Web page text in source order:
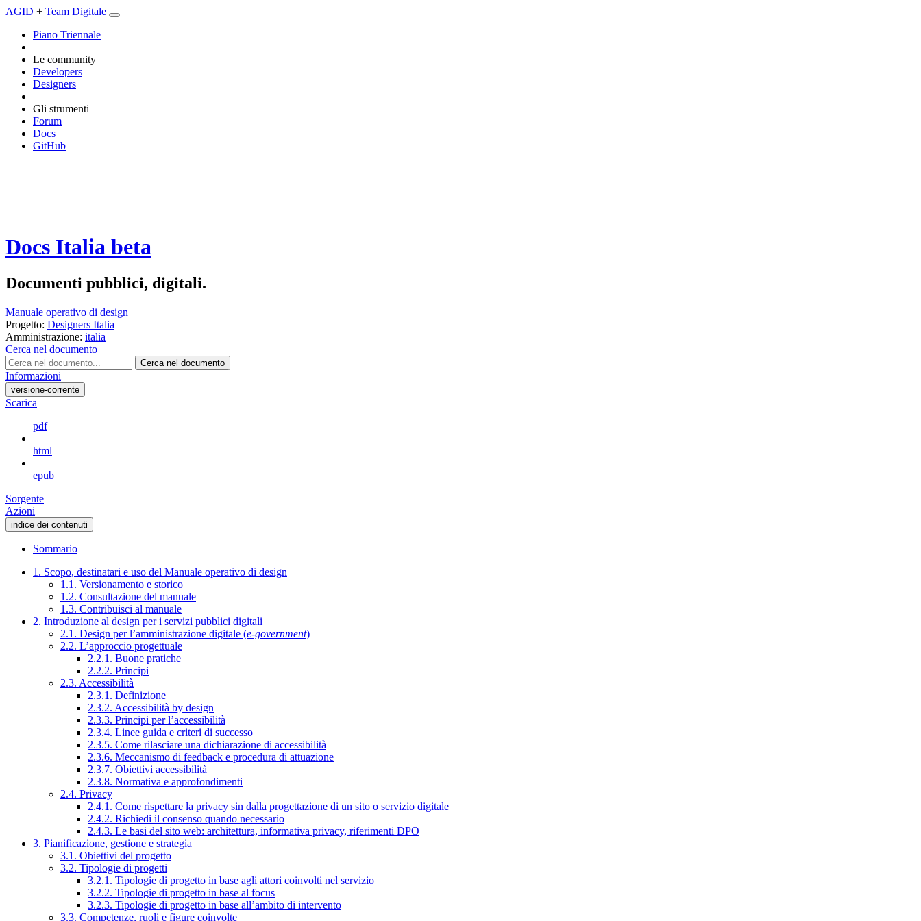
AGID + Team Digitale
Piano Triennale
Le community
Developers
Designers
Gli strumenti
Forum
Docs
GitHub
Docs Italia beta
Documenti pubblici, digitali.
Manuale operativo di design
Progetto: Designers Italia
Amministrazione: italia
Cerca nel documento
Cerca nel documento
Informazioni
versione-corrente
Scarica
pdf
html
epub
Sorgente
Azioni
indice dei contenuti
Sommario
1. Scopo, destinatari e uso del Manuale operativo di design
1.1. Versionamento e storico
1.2. Consultazione del manuale
1.3. Contribuisci al manuale
2. Introduzione al design per i servizi pubblici digitali
2.1. Design per l’amministrazione digitale (e-government)
2.2. L’approccio progettuale
2.2.1. Buone pratiche
2.2.2. Principi
2.3. Accessibilità
2.3.1. Definizione
2.3.2. Accessibilità by design
2.3.3. Principi per l’accessibilità
2.3.4. Linee guida e criteri di successo
2.3.5. Come rilasciare una dichiarazione di accessibilità
2.3.6. Meccanismo di feedback e procedura di attuazione
2.3.7. Obiettivi accessibilità
2.3.8. Normativa e approfondimenti
2.4. Privacy
2.4.1. Come rispettare la privacy sin dalla progettazione di un sito o servizio digitale
2.4.2. Richiedi il consenso quando necessario
2.4.3. Le basi del sito web: architettura, informativa privacy, riferimenti DPO
3. Pianificazione, gestione e strategia
3.1. Obiettivi del progetto
3.2. Tipologie di progetti
3.2.1. Tipologie di progetto in base agli attori coinvolti nel servizio
3.2.2. Tipologie di progetto in base al focus
3.2.3. Tipologie di progetto in base all’ambito di intervento
3.3. Competenze, ruoli e figure coinvolte